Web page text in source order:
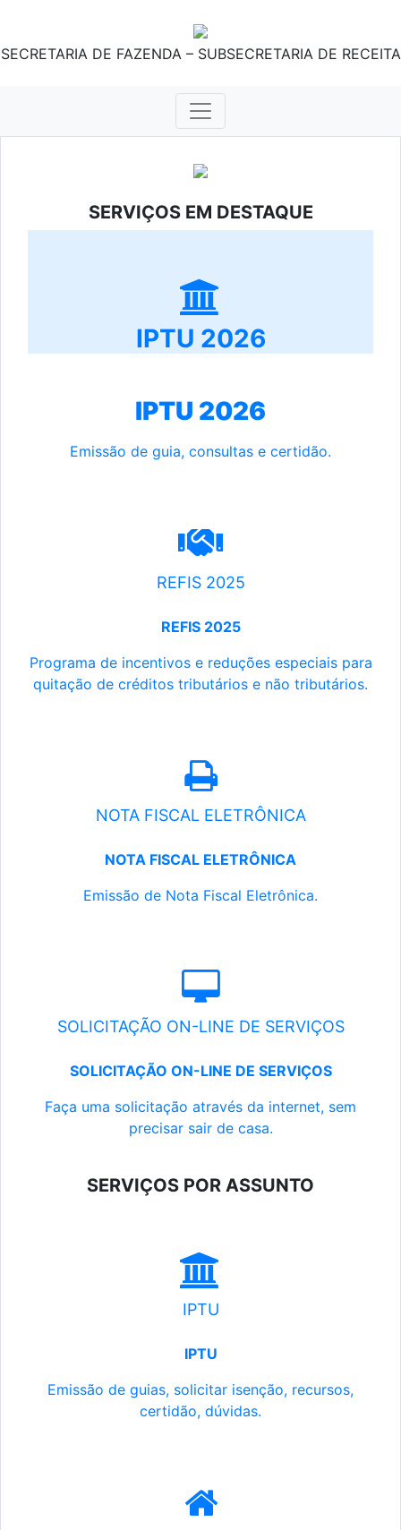
SECRETARIA DE FAZENDA – SUBSECRETARIA DE RECEITA
SERVIÇOS EM DESTAQUE
IPTU 2026
IPTU 2026
Emissão de guia, consultas e certidão.
REFIS 2025
REFIS 2025
Programa de incentivos e reduções especiais para
quitação de créditos tributários e não tributários.
NOTA FISCAL ELETRÔNICA
NOTA FISCAL ELETRÔNICA
Emissão de Nota Fiscal Eletrônica.
SOLICITAÇÃO ON-LINE DE SERVIÇOS
SOLICITAÇÃO ON-LINE DE SERVIÇOS
Faça uma solicitação através da internet, sem
precisar sair de casa.
SERVIÇOS POR ASSUNTO
IPTU
IPTU
Emissão de guias, solicitar isenção, recursos,
certidão, dúvidas.